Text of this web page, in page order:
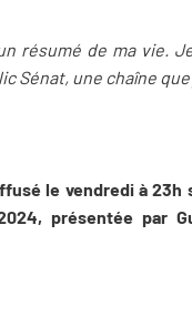
résumé de ma vie.
une chaîne que
le vendredi à
présentée par